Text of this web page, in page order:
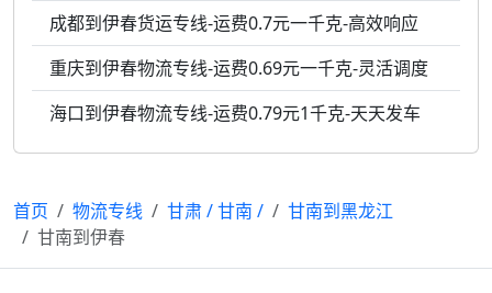
成都到伊春货运专线-运费0.7元一千克-高效响应
重庆到伊春物流专线-运费0.69元一千克-灵活调度
海口到伊春物流专线-运费0.79元1千克-天天发车
首页 物流专线 甘肃/甘南 /
甘南到黑龙江
甘南到伊春